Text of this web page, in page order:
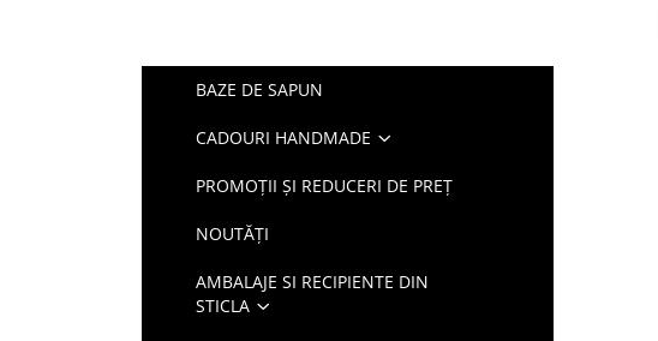
BAZE DE SAPUN
CADOURI HANDMADE
PROMOȚII ȘI REDUCERI DE PREȚ
NOUTĂȚI
AMBALAJE SI RECIPIENTE DIN
STICLA